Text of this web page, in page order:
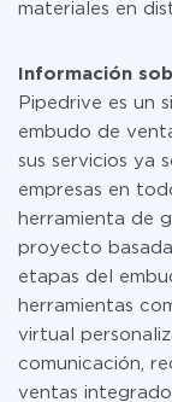
materiales en
Información
Pipedrive es un
embudo de
sus servicios ya
empresas en
herramienta de
proyecto
etapas del
herramientas
virtual
comunicación,
ventas